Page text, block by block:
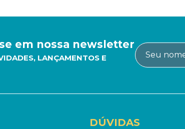
em nossa newsletter
LANÇAMENTOS E
DÚVIDAS